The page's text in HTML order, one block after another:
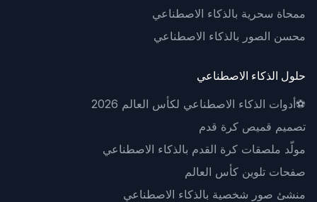
ممحاة سحرية بالذكاء الاصطناعي
محسن الصور بالذكاء الاصطناعي
حلول الذكاء الاصطناعي
⚽أدوات الذكاء الاصطناعي لكأس العالم 2026
تصميم قميص كرة قدم
مولّد ملصقات كرة القدم بالذكاء الاصطناعي
صفحات تلوين كأس العالم
منشئ صور شخصية بالذكاء الاصطناعي